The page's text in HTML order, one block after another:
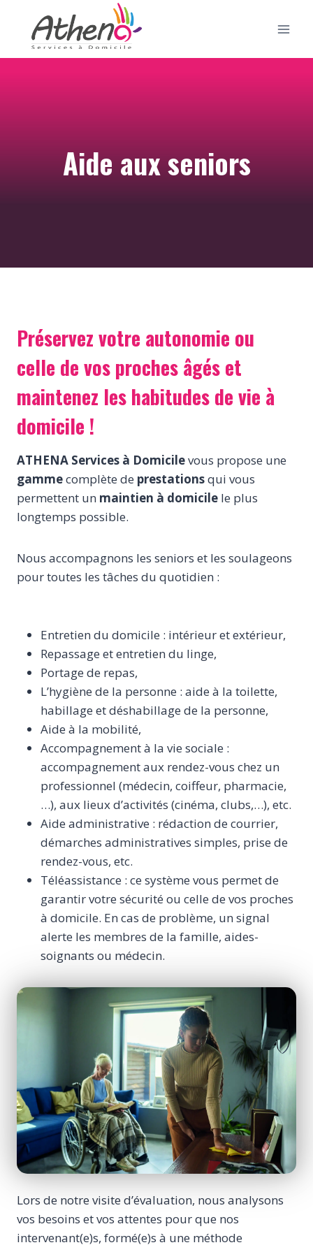
contenu
Aide aux seniors
Préservez votre autonomie ou
celle de vos proches âgés et
maintenez les habitudes de vie à
domicile !
ATHENA Services à Domicilevous propose une
gammecomplète de prestationsqui vous
permettent un maintien à domicile le plus
longtemps possible.
Nous accompagnons les seniors et les soulageons
pour toutes les tâches du quotidien :
Entretien du domicile : intérieur et extérieur,
Repassage et entretien du linge,
Portage de repas,
L’hygiène de la personne : aide à la toilette,
habillage et déshabillage de la personne,
Aide à la mobilité,
Accompagnement à la vie sociale :
accompagnement aux rendez-vous chez un
professionnel (médecin, coiffeur, pharmacie,
…), aux lieux d’activités (cinéma, clubs,…), etc.
Aide administrative : rédaction de courrier,
démarches administratives simples, prise de
rendez-vous, etc.
Téléassistance : ce système vous permet de
garantir votre sécurité ou celle de vos proches
à domicile. En cas de problème, un signal
alerte les membres de la famille, aides-
soignants ou médecin.
Lors de notre visite d’évaluation, nous analysons
vos besoins et vos attentes pour que nos
intervenant(e)s, formé(e)s à une méthode